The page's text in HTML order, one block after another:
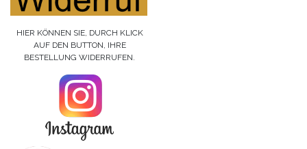
HIER KÖNNEN SIE, DURCH KLICK
AUF DEN BUTTON, IHRE
BESTELLUNG WIDERRUFEN.